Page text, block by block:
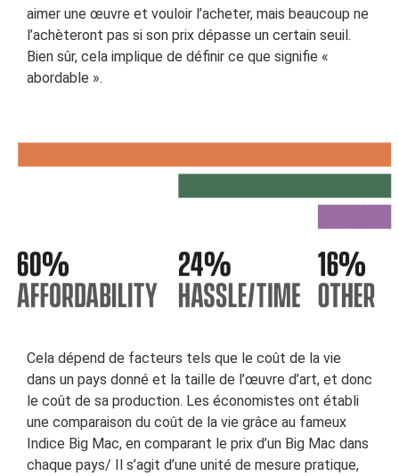
aimer une œuvre et vouloir l’acheter, mais beaucoup ne
l’achèteront pas si son prix dépasse un certain seuil.
Bien sûr, cela implique de définir ce que signifie «
abordable ».
Cela dépend de facteurs tels que le coût de la vie
dans un pays donné et la taille de l’œuvre d’art, et donc
le coût de sa production. Les économistes ont établi
une comparaison du coût de la vie grâce au fameux
Indice Big Mac, en comparant le prix d’un Big Mac dans
chaque pays/ Il s’agit d’une unité de mesure pratique,